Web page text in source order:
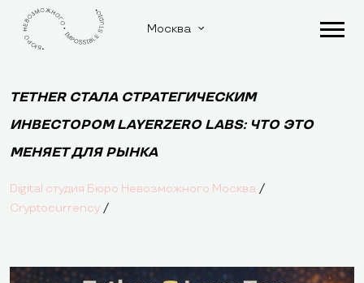
Москва
TETHER СТАЛА СТРАТЕГИЧЕСКИМ
ИНВЕСТОРОМ LAYERZERO LABS: ЧТО ЭТО
МЕНЯЕТ ДЛЯ РЫНКА
Digital студия Бюро Невозможного Москва /
Cryptocurrency /